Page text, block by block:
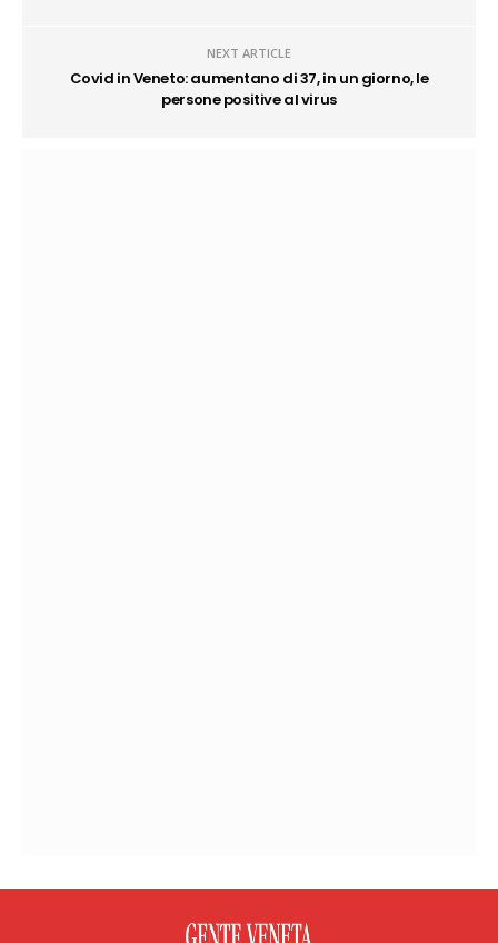
NEXT ARTICLE
Covid in Veneto: aumentano di 37, in un giorno, le
persone positive al virus